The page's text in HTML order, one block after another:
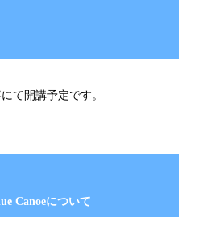
て開講予定です。
Canoeについて